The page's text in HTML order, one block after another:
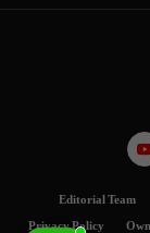
Editorial Team
Privacy Policy